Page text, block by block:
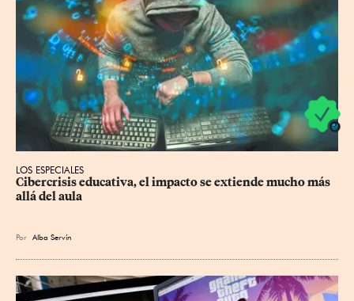
LOS ESPECIALES
Cibercrisis educativa, el impacto se extiende mucho más
allá del aula
Por Alba Servín